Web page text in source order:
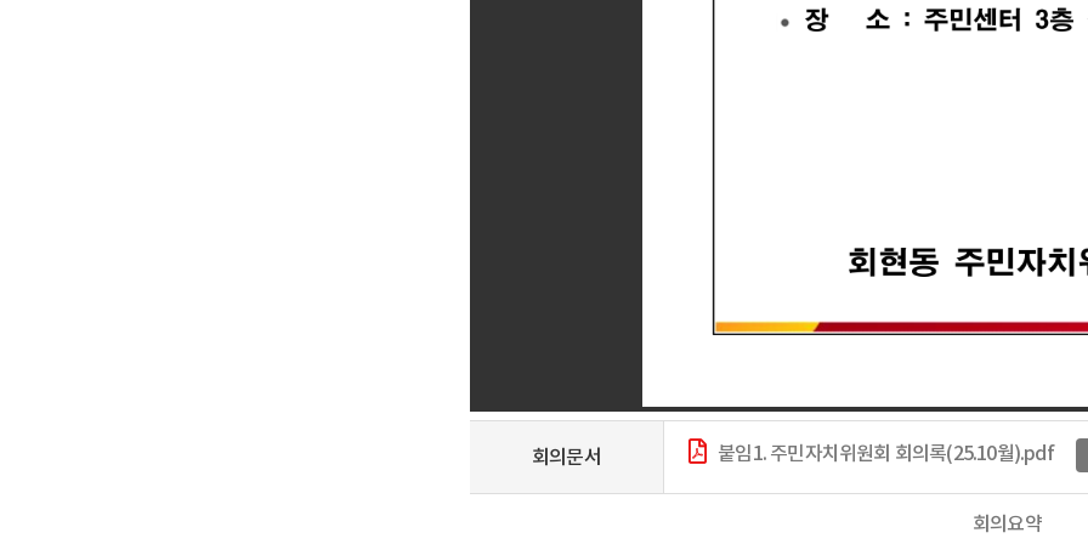
회의문서 붙임1. 주민자치위원회 회의록(25.10월).pdf
회의요약